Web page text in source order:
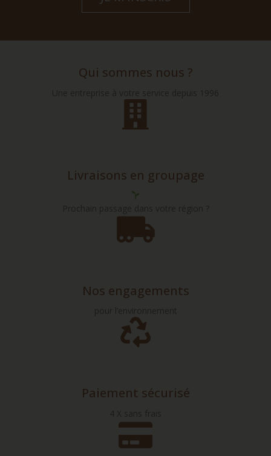
Qui sommes nous ?
Livraisons en groupage
Nos engagements
Paiement sécurisé